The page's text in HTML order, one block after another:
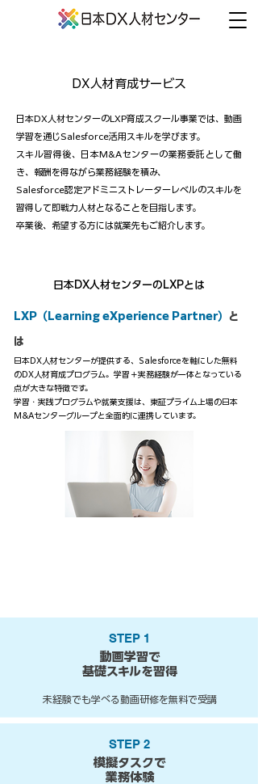
​DX人材育成サービス
日本DX人材センターのLXP育成スクール事業では、動画
学習を通じSalesforce活用スキルを学びます。
スキル習得後、日本M&Aセンターの業務委託として働
き、報酬を得ながら業務経験を積み、
Salesforce認定アドミニストレーターレベルのスキルを
習得して即戦力人材となることを目指します。
卒業後、希望する方には就業先もご紹介します。
日本DX人材センターのLXPとは
LXP（Learning eXperience Partner） と
は
日本DX人材センターが提供する、Salesforceを軸にした無料
のDX人材育成プログラム。学習＋実務経験が一体となっている
点が大きな特徴です。
学習・実践プログラムや就業支援は、東証プライム上場の日本
M&Aセンターグループと全面的に連携しています。
STEP 1
動画学習で
基礎スキルを習得
未経験でも学べる動画研修を無料で受講
STEP 2
模擬タスクで
業務体験